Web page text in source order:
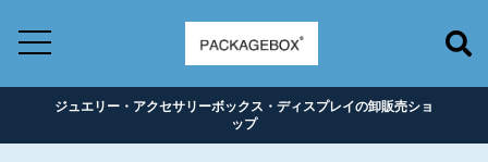
ジュエリー・アクセサリーボックス・ディスプレイの卸販売ショ
ップ